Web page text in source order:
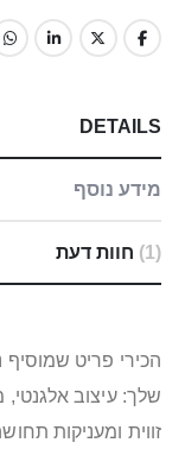
DETAILS
מידע נוסף
1 חוות דעת
הכירי פריט שמוסיף
שלך: עיצוב
זווית ומעניקות